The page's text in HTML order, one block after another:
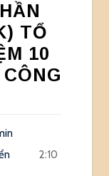
TỔ
10
2:10